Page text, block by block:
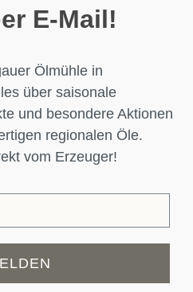
E-Mail!
Ölmühle in
über saisonale
und besondere Aktionen
regionalen Öle.
vom Erzeuger!